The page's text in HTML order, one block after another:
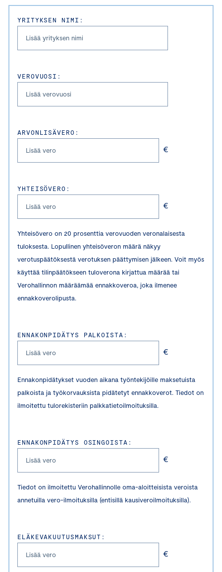
YRITYKSEN NIMI:
VEROVUOSI:
ARVONLISÄVERO:
€
YHTEISÖVERO:
€
Yhteisövero on 20 prosenttia verovuoden veronalaisesta
tuloksesta. Lopullinen yhteisöveron määrä näkyy
verotuspäätöksestä verotuksen päättymisen jälkeen. Voit myös
käyttää tilinpäätökseen tuloverona kirjattua määrää tai
Verohallinnon määräämää ennakkoveroa, joka ilmenee
ennakkoverolipusta.
ENNAKONPIDÄTYS PALKOISTA:
€
Ennakonpidätykset vuoden aikana työntekijöille maksetuista
palkoista ja työkorvauksista pidätetyt ennakkoverot. Tiedot on
ilmoitettu tulorekisteriin palkkatietoilmoituksilla.
ENNAKONPIDÄTYS OSINGOISTA:
€
Tiedot on ilmoitettu Verohallinnolle oma-aloitteisista veroista
annetuilla vero-ilmoituksilla (entisillä kausiveroilmoituksilla).
ELÄKEVAKUUTUSMAKSUT:
€